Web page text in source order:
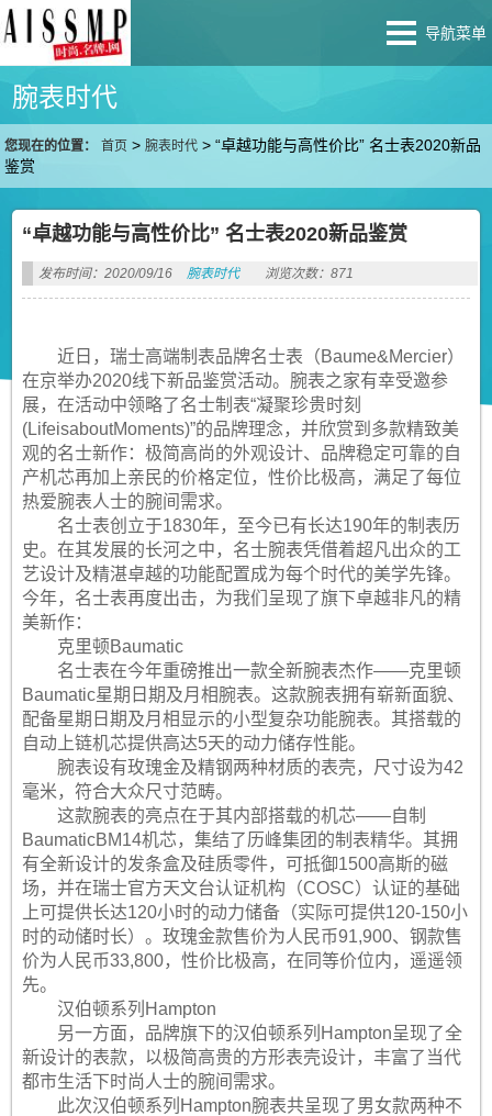
导航菜单
腕表时代
您现在的位置： 首页 >腕表时代 >“卓越功能与高性价比” 名士表2020新品
鉴赏
“卓越功能与高性价比” 名士表2020新品鉴赏
发布时间：2020/09/16 腕表时代 浏览次数：871
近日，瑞士高端制表品牌名士表（Baume&Mercier）
在京举办2020线下新品鉴赏活动。腕表之家有幸受邀参
展，在活动中领略了名士制表“凝聚珍贵时刻
(LifeisaboutMoments)”的品牌理念，并欣赏到多款精致美
观的名士新作：极简高尚的外观设计、品牌稳定可靠的自
产机芯再加上亲民的价格定位，性价比极高，满足了每位
热爱腕表人士的腕间需求。
名士表创立于1830年，至今已有长达190年的制表历
史。在其发展的长河之中，名士腕表凭借着超凡出众的工
艺设计及精湛卓越的功能配置成为每个时代的美学先锋。
今年，名士表再度出击，为我们呈现了旗下卓越非凡的精
美新作：
克里顿Baumatic
名士表在今年重磅推出一款全新腕表杰作——克里顿
Baumatic星期日期及月相腕表。这款腕表拥有崭新面貌、
配备星期日期及月相显示的小型复杂功能腕表。其搭载的
自动上链机芯提供高达5天的动力储存性能。
腕表设有玫瑰金及精钢两种材质的表壳，尺寸设为42
毫米，符合大众尺寸范畴。
这款腕表的亮点在于其内部搭载的机芯——自制
BaumaticBM14机芯，集结了历峰集团的制表精华。其拥
有全新设计的发条盒及硅质零件，可抵御1500高斯的磁
场，并在瑞士官方天文台认证机构（COSC）认证的基础
上可提供长达120小时的动力储备（实际可提供120-150小
时的动储时长）。玫瑰金款售价为人民币91,900、钢款售
价为人民币33,800，性价比极高，在同等价位内，遥遥领
先。
汉伯顿系列Hampton
另一方面，品牌旗下的汉伯顿系列Hampton呈现了全
新设计的表款，以极简高贵的方形表壳设计，丰富了当代
都市生活下时尚人士的腕间需求。
此次汉伯顿系列Hampton腕表共呈现了男女款两种不